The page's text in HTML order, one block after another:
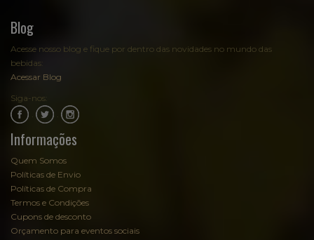
Blog
Acesse nosso blog e fique por dentro das novidades no mundo das
bebidas:
Acessar Blog
Siga-nos:
Informações
Quem Somos
Políticas de Envio
Políticas de Compra
Termos e Condições
Cupons de desconto
Orçamento para eventos sociais